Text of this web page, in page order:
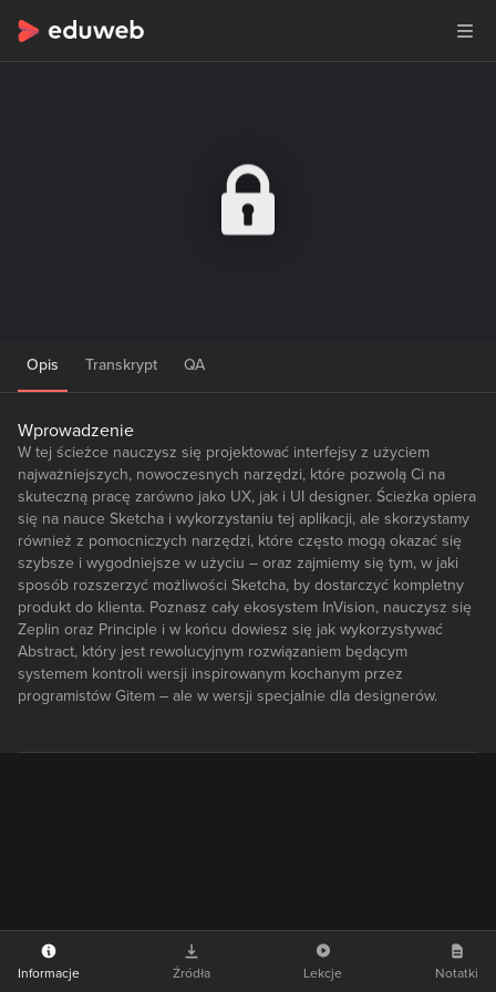
Opis Transkrypt QA
Wprowadzenie
W tej ścieżce nauczysz się projektować interfejsy z użyciem
najważniejszych, nowoczesnych narzędzi, które pozwolą Ci na
skuteczną pracę zarówno jako UX, jak i UI designer. Ścieżka opiera
się na nauce Sketcha i wykorzystaniu tej aplikacji, ale skorzystamy
również z pomocniczych narzędzi, które często mogą okazać się
szybsze i wygodniejsze w użyciu – oraz zajmiemy się tym, w jaki
sposób rozszerzyć możliwości Sketcha, by dostarczyć kompletny
produkt do klienta. Poznasz cały ekosystem InVision, nauczysz się
Zeplin oraz Principle i w końcu dowiesz się jak wykorzystywać
Abstract, który jest rewolucyjnym rozwiązaniem będącym
systemem kontroli wersji inspirowanym kochanym przez
programistów Gitem – ale w wersji specjalnie dla designerów.
Informacje Źródła Lekcje Notatki